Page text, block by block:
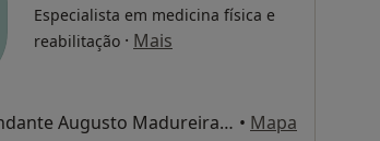
Especialista em medicina física e
reabilitação · Mais
Largo Comandante Augusto Madureira, nr 6, 1º esq, Algés • Mapa